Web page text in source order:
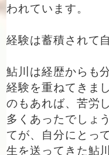
われています。
経験は蓄積されて
鮎川は経歴からも
経験を重ねてきま
のもあれば、苦労
多くあったでしょ
てが、自分にとっ
生を送ってきた鮎